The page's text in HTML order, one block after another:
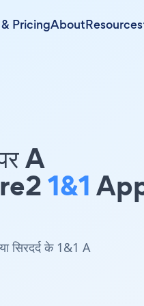
PricingAboutResources
A
1&1
सिरदर्द के 1&1 A